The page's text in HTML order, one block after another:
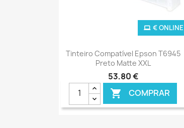
Ver+
Tinteiro Compatível Epson T6945
Preto Matte XXL
53,80 €
 COMPRAR
€ ONLINE